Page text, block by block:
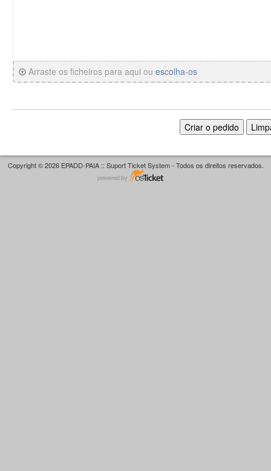
Arraste os ficheiros para aqui ou escolha-os
Copyright © 2026 EPADD-PAIA :: Suport Ticket System - Todos os direitos reservados.